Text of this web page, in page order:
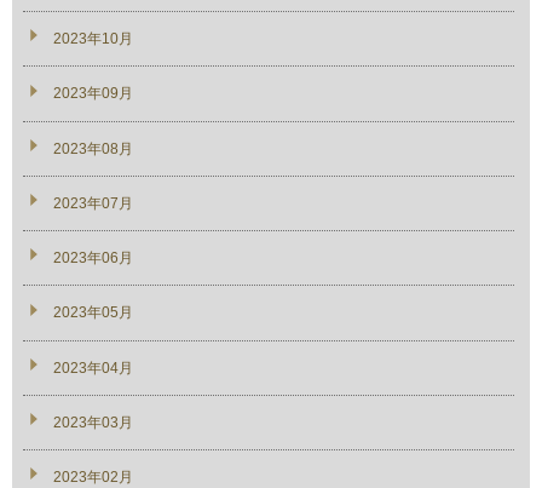
2023年10月
2023年09月
2023年08月
2023年07月
2023年06月
2023年05月
2023年04月
2023年03月
2023年02月